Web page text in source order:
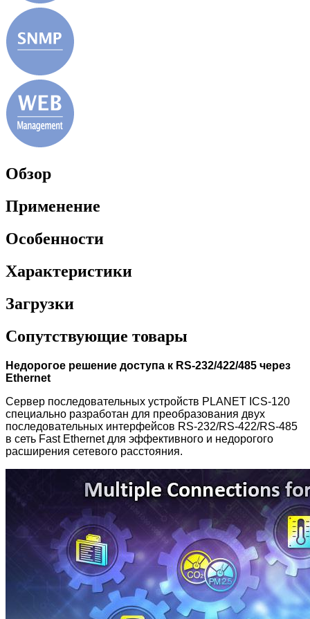
Обзор
Применение
Особенности
Характеристики
Загрузки
Сопутствующие товары
Недорогое решение доступа к RS-232/422/485 через
Ethernet
Сервер последовательных устройств PLANET ICS-120
специально разработан для преобразования двух
последовательных интерфейсов RS-232/RS-422/RS-485
в сеть Fast Ethernet для эффективного и недорогого
расширения сетевого расстояния.